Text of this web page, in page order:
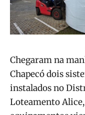
Chegaram na
Chapecó dois
instalados no
Loteamento